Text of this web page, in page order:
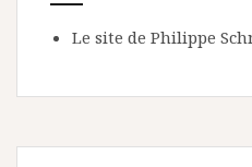
Le site de Philippe